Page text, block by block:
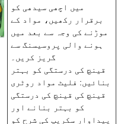
میں اچھی سیدھی کو
برقرار رکھیں، مواد کے
موڑنے کی وجہ سے بعد میں
ہونے والی پروسیسنگ سے
گریز کریں۔
قینچ کی درستگی کو بہتر
بنائیں: فلیٹ مواد روٹری
قینچ کی قینچ کی درستگی
کو بہتر بنانے اور
پیداوار سکریپ کی شرح کو